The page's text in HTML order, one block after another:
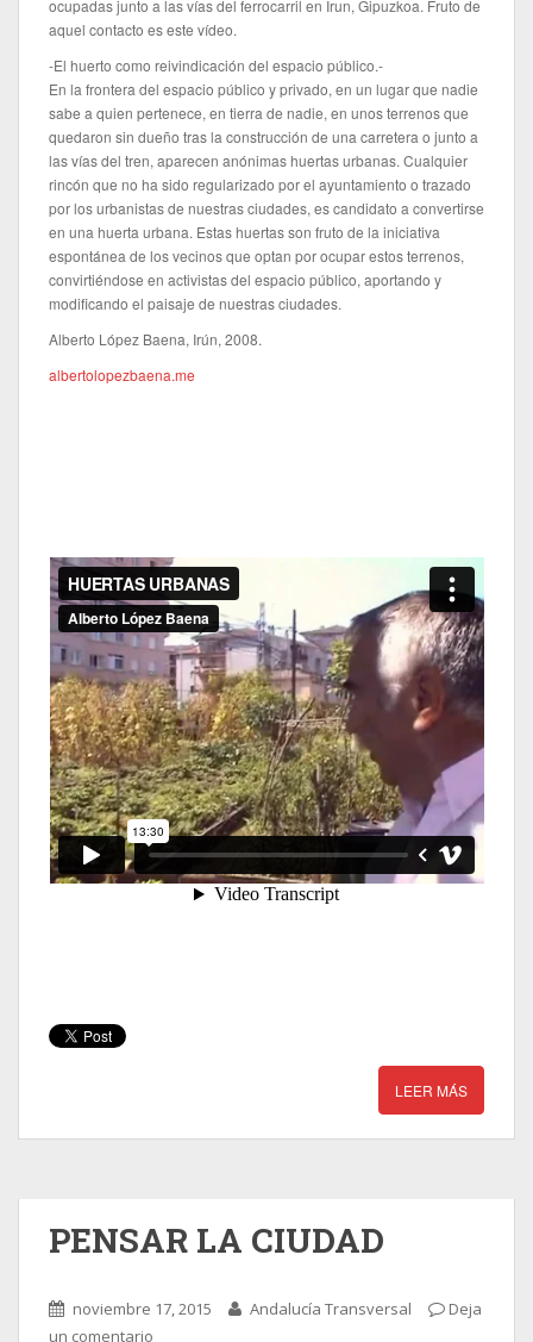
ocupadas junto a las vías del ferrocarril en Irun, Gipuzkoa. Fruto de
aquel contacto es este vídeo.
-El huerto como reivindicación del espacio público.-
En la frontera del espacio público y privado, en un lugar que nadie
sabe a quien pertenece, en tierra de nadie, en unos terrenos que
quedaron sin dueño tras la construcción de una carretera o junto a
las vías del tren, aparecen anónimas huertas urbanas. Cualquier
rincón que no ha sido regularizado por el ayuntamiento o trazado
por los urbanistas de nuestras ciudades, es candidato a convertirse
en una huerta urbana. Estas huertas son fruto de la iniciativa
espontánea de los vecinos que optan por ocupar estos terrenos,
convirtiéndose en activistas del espacio público, aportando y
modificando el paisaje de nuestras ciudades.
Alberto López Baena, Irún, 2008.
albertolopezbaena.me
LEER MÁS
PENSAR LA CIUDAD
noviembre 17, 2015 Andalucía Transversal
Deja
un comentario